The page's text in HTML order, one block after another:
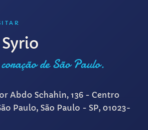
coração de São Paulo.
Abdo Schahin, 136 - Centro
Paulo, São Paulo - SP, 01023-